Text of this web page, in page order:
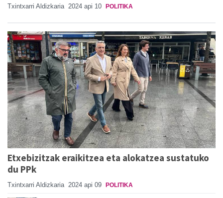
Txintxarri Aldizkaria 2024 api 10 POLITIKA
Etxebizitzak eraikitzea eta alokatzea sustatuko
du PPk
Txintxarri Aldizkaria 2024 api 09 POLITIKA